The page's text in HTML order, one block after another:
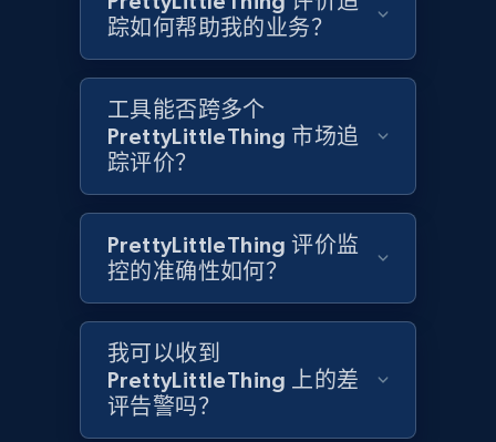
Amazon products search
Asin, URL, Name, Sponsored, Initial price, Final
price, Currency, Sold, and more.
1.6K+ 181+
Target
URL, Product id, Title, Product description,
Rating, Reviews count, Initial price, Discount,
and more.
1.3K+ 175+
踪如何帮助我的业务？
工具能否跨多个
PrettyLittleThing 市场追
踪评价？
PrettyLittleThing 评价监
控的准确性如何？
我可以收到
PrettyLittleThing 上的差
评告警吗？